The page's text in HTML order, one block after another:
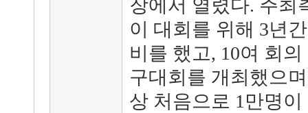
장에서 열렸다. 주최
이 대회를 위해 3년
비를 했고, 10여 회의
구대회를 개최했으
상 처음으로 1만명이